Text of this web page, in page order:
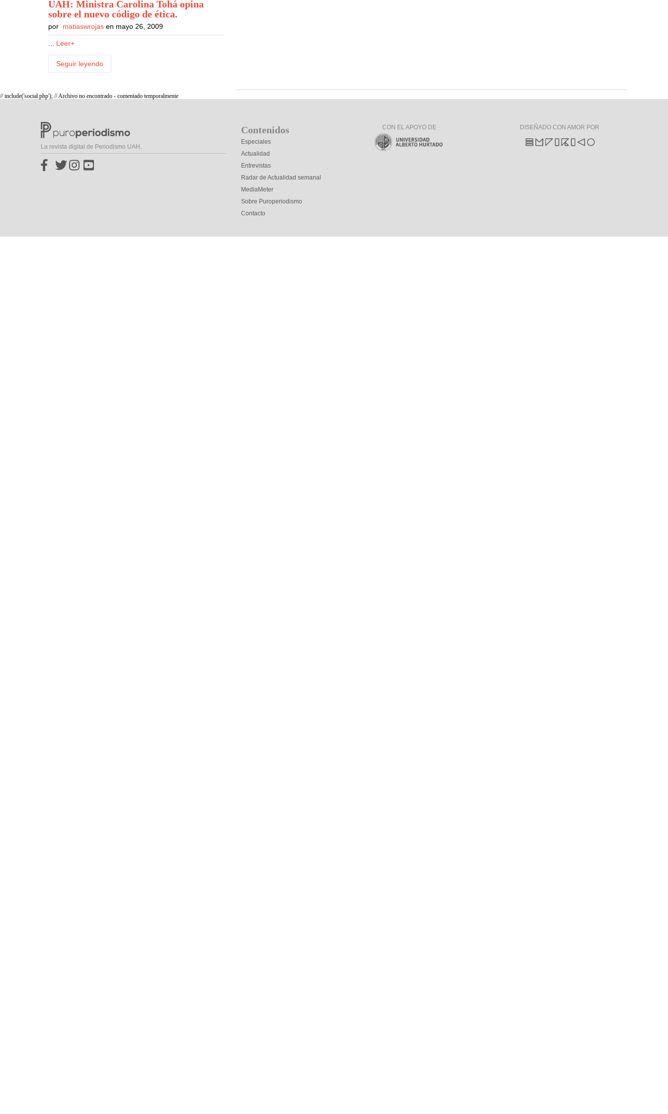
UAH: Ministra Carolina Tohá opina
sobre el nuevo código de ética.
por matiaswrojas en mayo 26, 2009
Leer+
Seguir leyendo
// include('social.php'); // Archivo no encontrado - comentado temporalmente
La revista digital de Periodismo UAH.
Contenidos
Especiales
Actualidad
Entrevistas
Radar de Actualidad semanal
MediaMeter
Sobre Puroperiodismo
Contacto
CON EL APOYO DE DISEÑADO CON AMOR POR